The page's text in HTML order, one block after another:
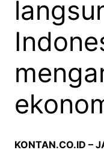
KONTAN.CO.ID –